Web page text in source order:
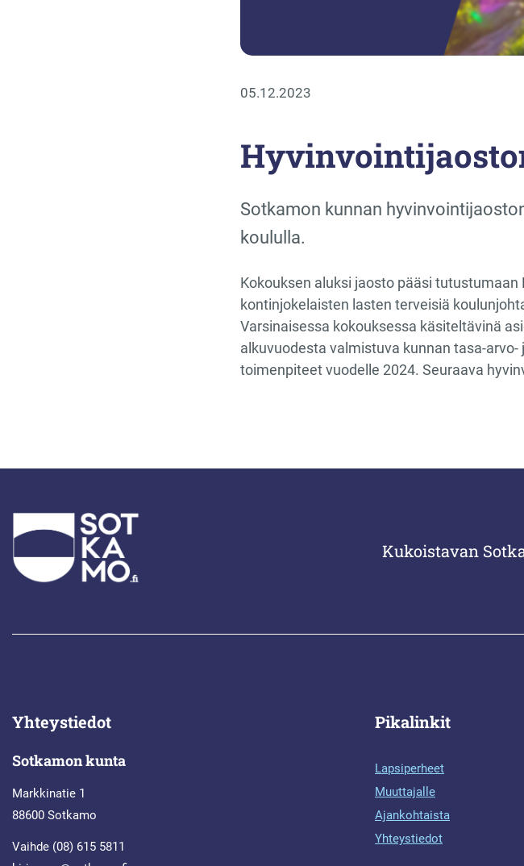
05.12.2023
Sotkamon kunnan
koululla.
Kokouksen aluksi jaosto pääsi
kontinjokelaisten lasten terveisiä
Varsinaisessa kokouksessa käsiteltävinä
alkuvuodesta valmistuva kunnan tasa-
toimenpiteet vuodelle 2024. Seuraava
Kukoistavan
Yhteystiedot
Sotkamon kunta
Markkinatie 1
88600 Sotkamo
Vaihde (08) 615 5811
Pikalinkit
Lapsiperheet
Muuttajalle
Ajankohtaista
Yhteystiedot